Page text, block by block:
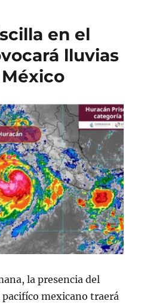
a
o
e
l
a
en el
lluvias
la presencia del
mexicano traerá